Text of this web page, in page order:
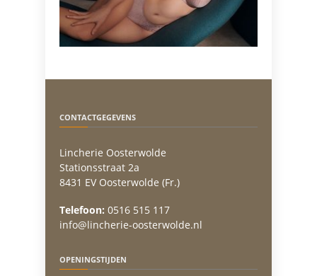
CONTACTGEGEVENS
Lincherie Oosterwolde
Stationsstraat 2a
8431 EV Oosterwolde (Fr.)
Telefoon: 0516 515 117
info@lincherie-oosterwolde.nl
OPENINGSTIJDEN